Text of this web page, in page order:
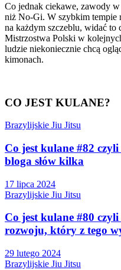
Co jednak ciekawe, zawody
niż No-Gi. W szybkim tempie
na każdym szczeblu, widać to
Mistrzostwa Polski w
ludzie niekoniecznie chcą
kimonach.
CO JEST KULANE?
Brazylijskie Jiu Jitsu
Co jest kulane #82
bloga słów kilka
17 lipca 2024
Brazylijskie Jiu Jitsu
Co jest kulane #80
rozwoju, który z tego
29 lutego 2024
Brazylijskie Jiu Jitsu